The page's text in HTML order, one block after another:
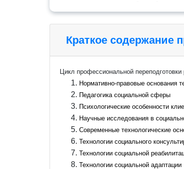
Краткое содержание
Цикл профессиональной
Нормативно-правовые основания
Педагогика социальной сферы
Психологические особенности
Научные исследования в
Современные технологические
Технологии социального
Технологии социальной
Технологии социальной адаптации